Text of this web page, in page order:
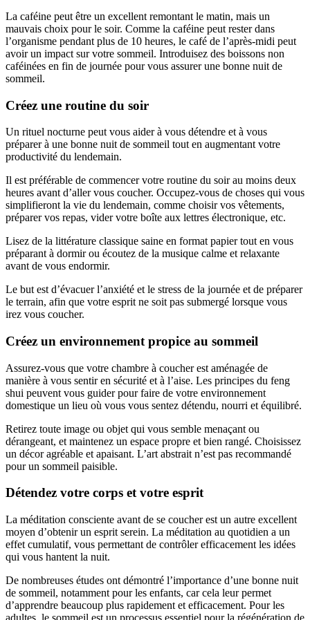
La caféine peut être un excellent remontant le matin, mais un
mauvais choix pour le soir. Comme la caféine peut rester dans
l’organisme pendant plus de 10 heures, le café de l’après-midi peut
avoir un impact sur votre sommeil. Introduisez des boissons non
caféinées en fin de journée pour vous assurer une bonne nuit de
sommeil.
Créez une routine du soir
Un rituel nocturne peut vous aider à vous détendre et à vous
préparer à une bonne nuit de sommeil tout en augmentant votre
productivité du lendemain.
Il est préférable de commencer votre routine du soir au moins deux
heures avant d’aller vous coucher. Occupez-vous de choses qui vous
simplifieront la vie du lendemain, comme choisir vos vêtements,
préparer vos repas, vider votre boîte aux lettres électronique, etc.
Lisez de la littérature classique saine en format papier tout en vous
préparant à dormir ou écoutez de la musique calme et relaxante
avant de vous endormir.
Le but est d’évacuer l’anxiété et le stress de la journée et de préparer
le terrain, afin que votre esprit ne soit pas submergé lorsque vous
irez vous coucher.
Créez un environnement propice au sommeil
Assurez-vous que votre chambre à coucher est aménagée de
manière à vous sentir en sécurité et à l’aise. Les principes du feng
shui peuvent vous guider pour faire de votre environnement
domestique un lieu où vous vous sentez détendu, nourri et équilibré.
Retirez toute image ou objet qui vous semble menaçant ou
dérangeant, et maintenez un espace propre et bien rangé. Choisissez
un décor agréable et apaisant. L’art abstrait n’est pas recommandé
pour un sommeil paisible.
Détendez votre corps et votre esprit
La méditation consciente avant de se coucher est un autre excellent
moyen d’obtenir un esprit serein. La méditation au quotidien a un
effet cumulatif, vous permettant de contrôler efficacement les idées
qui vous hantent la nuit.
De nombreuses études ont démontré l’importance d’une bonne nuit
de sommeil, notamment pour les enfants, car cela leur permet
d’apprendre beaucoup plus rapidement et efficacement. Pour les